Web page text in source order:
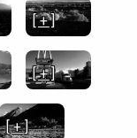
[ + ]
[ + ]
[ + ]